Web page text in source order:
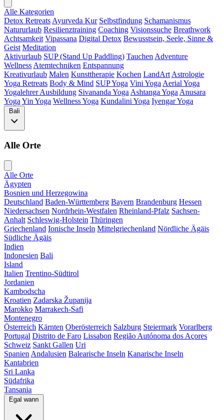
Alle Kategorien
Detox Retreats Ayurveda Kur Selbstfindung Schamanismus
Natururlaub Resilienztraining Coaching Visionssuche Breathwork
Achtsamkeit Vipassana Digital Detox Bewusstsein, Seele, Sinne &
Geist Meditation
Aktivurlaub SUP (Stand Up Paddling) Tauchen Adventure
Wellness Atemtechniken Entspannung
Kreativurlaub Malen Kunsttherapie Kochen LandArt Astrologie
Yoga Retreats Body & Mind SUP Yoga Vini Yoga Aerial Yoga
Yogalehrer Ausbildung Sivananda Yoga Ashtanga Yoga Anusara
Yoga Yin Yoga Wellness Yoga Kundalini Yoga Iyengar Yoga
Bali
Alle Orte
Alle Orte
Ägypten
Bosnien und Herzegowina
Deutschland Baden-Württemberg Bayern Brandenburg Hessen
Niedersachsen Nordrhein-Westfalen Rheinland-Pfalz Sachsen-
Anhalt Schleswig-Holstein Thüringen
Griechenland Ionische Inseln Mittelgriechenland Nördliche Ägäis
Südliche Ägäis
Indien
Indonesien Bali
Island
Italien Trentino-Südtirol
Jordanien
Kambodscha
Kroatien Zadarska Županija
Marokko Marrakech-Safi
Montenegro
Österreich Kärnten Oberösterreich Salzburg Steiermark Vorarlberg
Portugal Distrito de Faro Lissabon Região Autónoma dos Açores
Schweiz Sankt Gallen Uri
Spanien Andalusien Balearische Inseln Kanarische Inseln
Kantabrien
Sri Lanka
Südafrika
Tansania
Egal wann